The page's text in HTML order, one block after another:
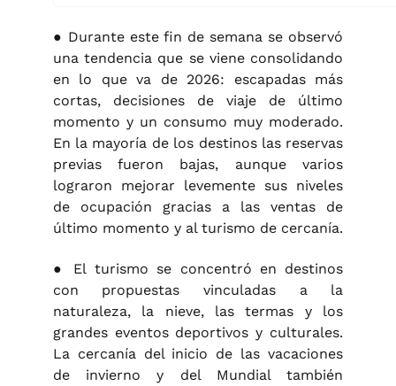
● Durante este fin de semana se observó
una tendencia que se viene consolidando
en lo que va de 2026: escapadas más
cortas, decisiones de viaje de último
momento y un consumo muy moderado.
En la mayoría de los destinos las reservas
previas fueron bajas, aunque varios
lograron mejorar levemente sus niveles
de ocupación gracias a las ventas de
último momento y al turismo de cercanía.
● El turismo se concentró en destinos
con propuestas vinculadas a la
naturaleza, la nieve, las termas y los
grandes eventos deportivos y culturales.
La cercanía del inicio de las vacaciones
de invierno y del Mundial también